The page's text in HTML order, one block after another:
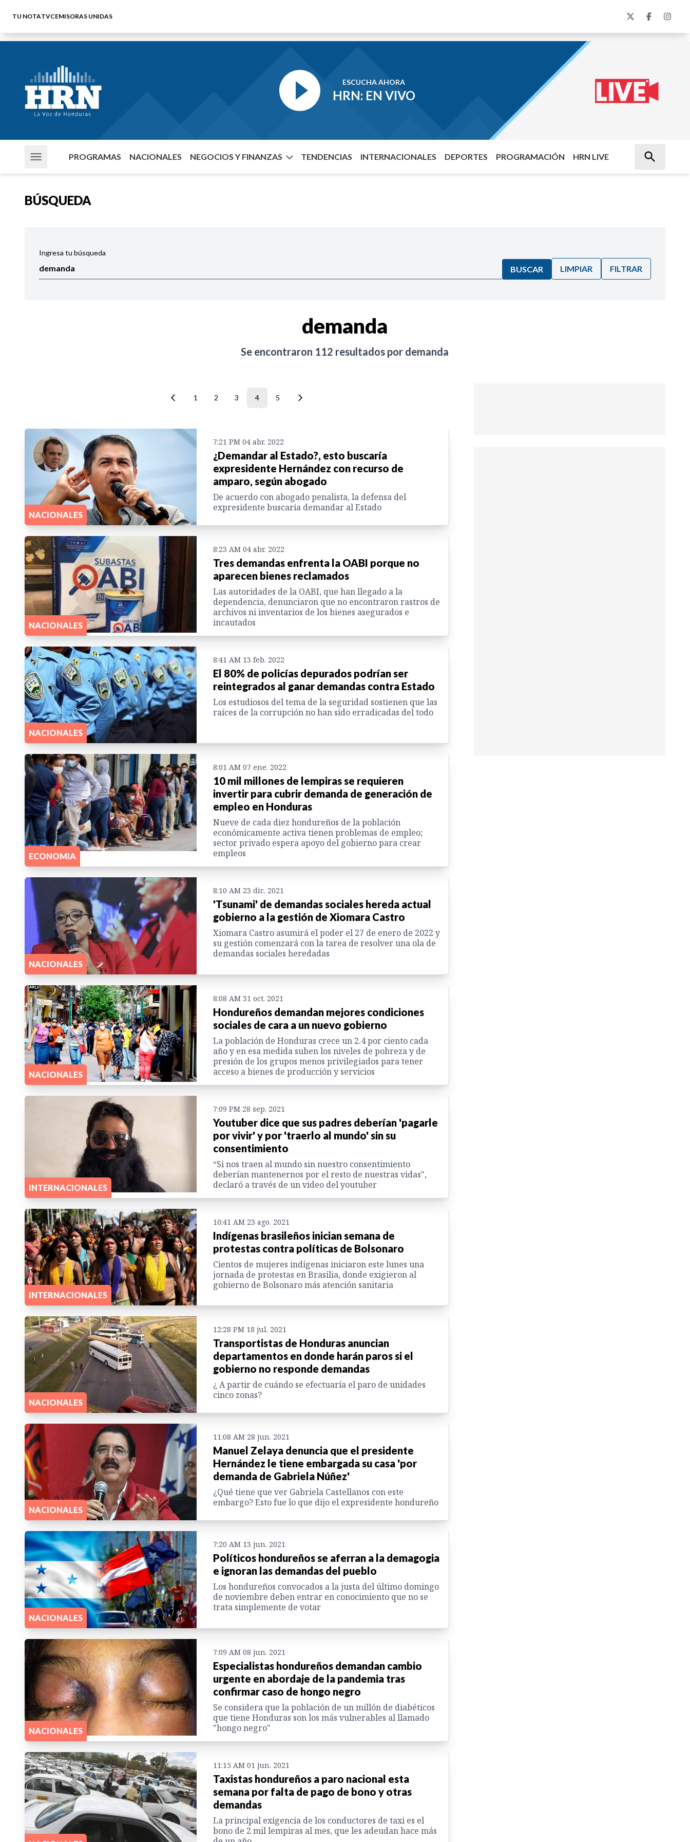
TU NOTATVCEMISORAS UNIDAS
ESCUCHA AHORA
HRN: EN VIVO
PROGRAMAS NACIONALES NEGOCIOS Y FINANZAS TENDENCIAS INTERNACIONALES DEPORTES PROGRAMACIÓN HRN LIVE
BÚSQUEDA
Ingresa tu búsqueda
BUSCAR LIMPIAR FILTRAR
demanda
Se encontraron 112 resultados por demanda
1 2 3 4 5
NACIONALES
7:21 PM 04 abr. 2022
¿Demandar al Estado?, esto buscaría
expresidente Hernández con recurso de
amparo, según abogado
De acuerdo con abogado penalista, la defensa del
expresidente buscaría demandar al Estado
NACIONALES
8:23 AM 04 abr. 2022
Tres demandas enfrenta la OABI porque no
aparecen bienes reclamados
Las autoridades de la OABI, que han llegado a la
dependencia, denunciaron que no encontraron rastros de
archivos ni inventarios de los bienes asegurados e
incautados
NACIONALES
8:41 AM 13 feb. 2022
El 80% de policías depurados podrían ser
reintegrados al ganar demandas contra Estado
Los estudiosos del tema de la seguridad sostienen que las
raíces de la corrupción no han sido erradicadas del todo
ECONOMIA
8:01 AM 07 ene. 2022
10 mil millones de lempiras se requieren
invertir para cubrir demanda de generación de
empleo en Honduras
Nueve de cada diez hondureños de la población
económicamente activa tienen problemas de empleo;
sector privado espera apoyo del gobierno para crear
empleos
NACIONALES
8:10 AM 23 dic. 2021
'Tsunami' de demandas sociales hereda actual
gobierno a la gestión de Xiomara Castro
Xiomara Castro asumirá el poder el 27 de enero de 2022 y
su gestión comenzará con la tarea de resolver una ola de
demandas sociales heredadas
NACIONALES
8:08 AM 31 oct. 2021
Hondureños demandan mejores condiciones
sociales de cara a un nuevo gobierno
La población de Honduras crece un 2.4 por ciento cada
año y en esa medida suben los niveles de pobreza y de
presión de los grupos menos privilegiados para tener
acceso a bienes de producción y servicios
INTERNACIONALES
7:09 PM 28 sep. 2021
Youtuber dice que sus padres deberían 'pagarle
por vivir' y por 'traerlo al mundo' sin su
consentimiento
“Si nos traen al mundo sin nuestro consentimiento
deberían mantenernos por el resto de nuestras vidas",
declaró a través de un video del youtuber
INTERNACIONALES
10:41 AM 23 ago. 2021
Indígenas brasileños inician semana de
protestas contra políticas de Bolsonaro
Cientos de mujeres indígenas iniciaron este lunes una
jornada de protestas en Brasilia, donde exigieron al
gobierno de Bolsonaro más atención sanitaria
NACIONALES
12:28 PM 18 jul. 2021
Transportistas de Honduras anuncian
departamentos en donde harán paros si el
gobierno no responde demandas
¿ A partir de cuándo se efectuaría el paro de unidades
cinco zonas?
NACIONALES
11:08 AM 28 jun. 2021
Manuel Zelaya denuncia que el presidente
Hernández le tiene embargada su casa 'por
demanda de Gabriela Núñez'
¿Qué tiene que ver Gabriela Castellanos con este
embargo? Esto fue lo que dijo el expresidente hondureño
NACIONALES
7:20 AM 13 jun. 2021
Políticos hondureños se aferran a la demagogia
e ignoran las demandas del pueblo
Los hondureños convocados a la justa del último domingo
de noviembre deben entrar en conocimiento que no se
trata simplemente de votar
NACIONALES
7:09 AM 08 jun. 2021
Especialistas hondureños demandan cambio
urgente en abordaje de la pandemia tras
confirmar caso de hongo negro
Se considera que la población de un millón de diabéticos
que tiene Honduras son los más vulnerables al llamado
"hongo negro"
11:15 AM 01 jun. 2021
Taxistas hondureños a paro nacional esta
semana por falta de pago de bono y otras
demandas
La principal exigencia de los conductores de taxi es el
bono de 2 mil lempiras al mes, que les adeudan hace más